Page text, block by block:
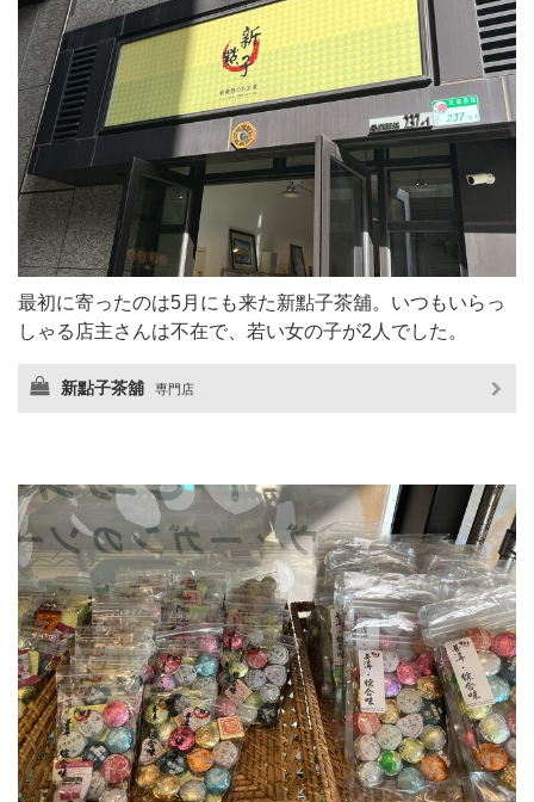
最初に寄ったのは5月にも来た新點子茶舖。いつもいらっ
しゃる店主さんは不在で、若い女の子が2人でした。
新點子茶舖 専門店